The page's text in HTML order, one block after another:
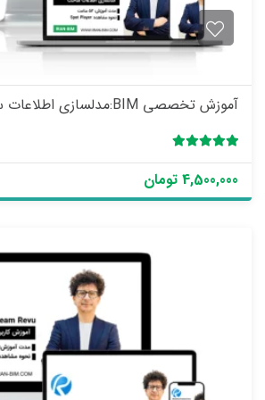
آموزش تخصصی BIM:مدلسازی اطلاعات ساخت
5.002 رای
4,500,000 تومان